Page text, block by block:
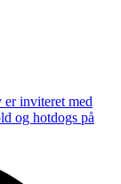
inviteret med
og hotdogs på